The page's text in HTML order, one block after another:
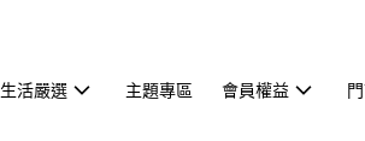
生活嚴選 主題專區 會員權益